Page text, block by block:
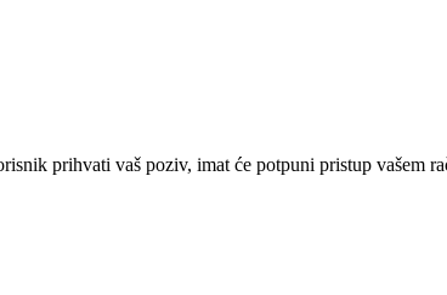
prihvati vaš poziv, imat će potpuni pristup vašem